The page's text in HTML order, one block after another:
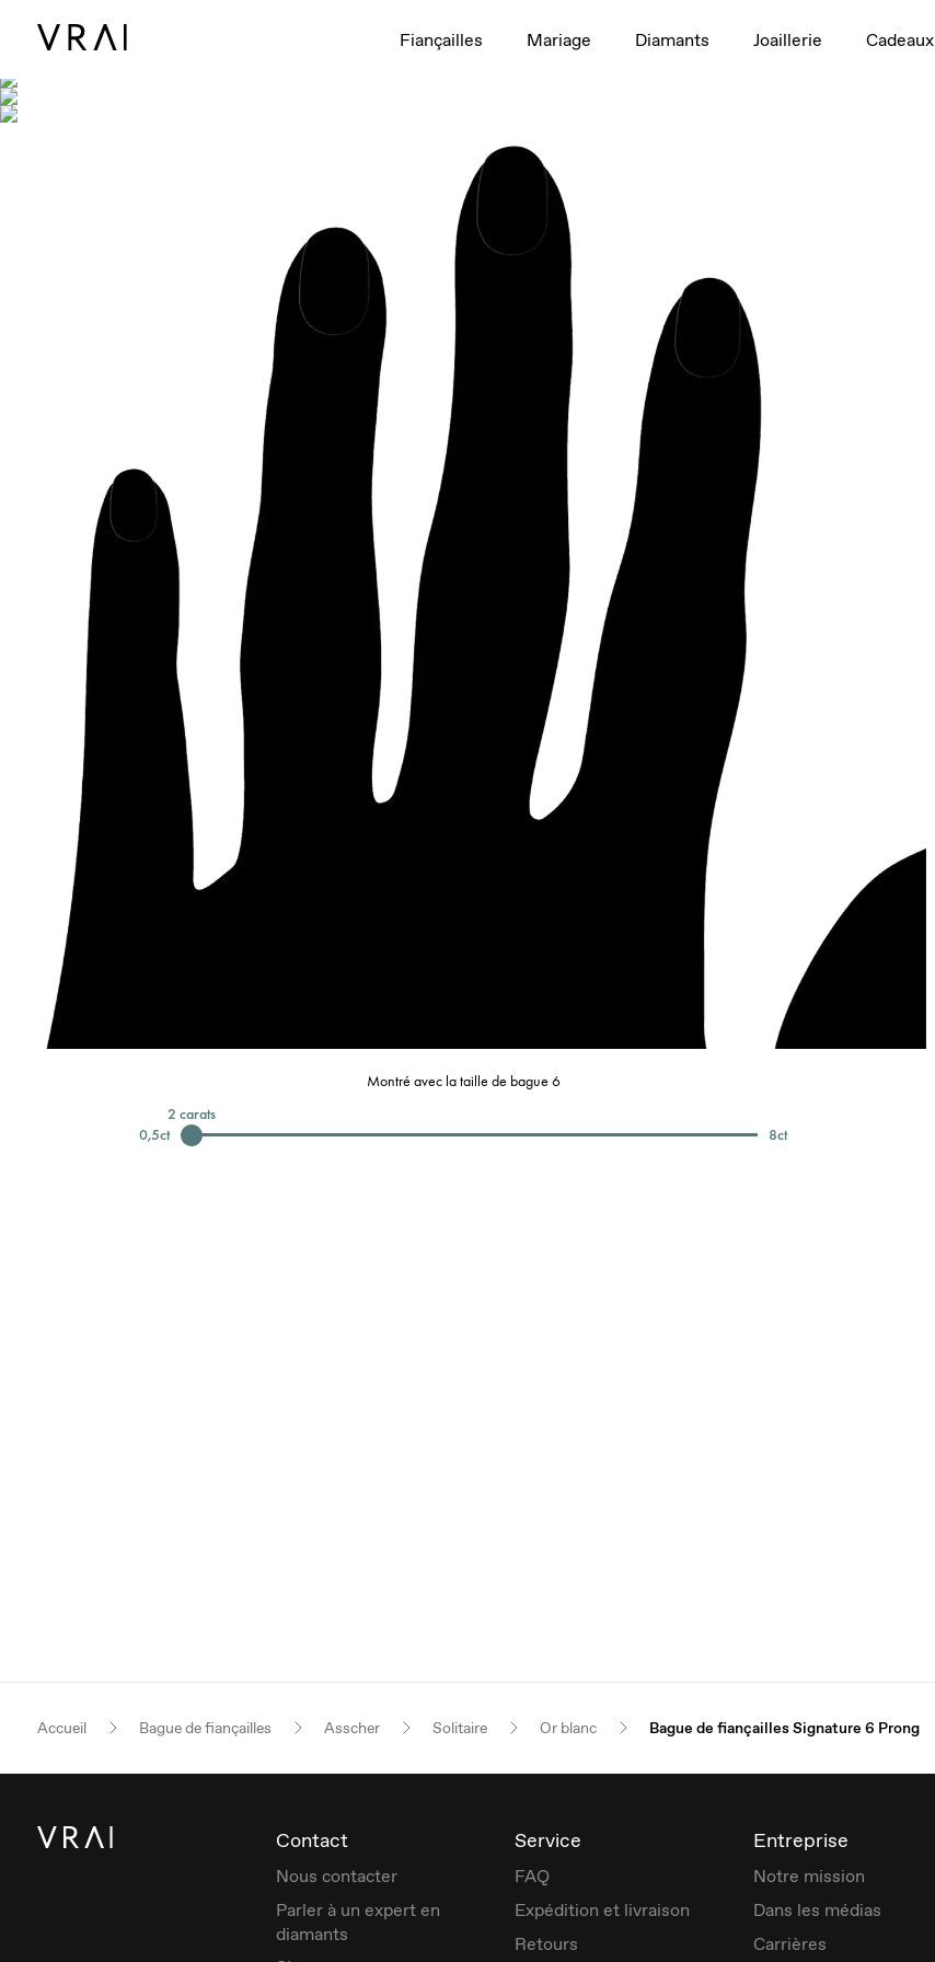
Fiançailles Mariage Diamants Joaillerie Cadeaux
Montré avec la taille de bague 6
0,5ct
2 carats
8ct
Accueil Bague de fiançailles Asscher Solitaire Or blanc Bague de fiançailles Signature 6 Prong
Contact
Nous contacter
Parler à un expert en
diamants
Service
FAQ
Expédition et livraison
Retours
Entreprise
Notre mission
Dans les médias
Carrières